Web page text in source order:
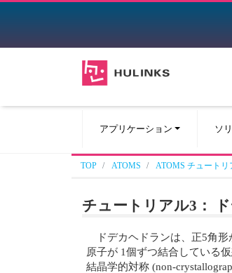
アプリケーション ソ
TOP ATOMS ATOMS チュートリ
チュートリアル3：
ドデカヘドランは、正5角
原子が 1個ずつ結合している
結晶学的対称 (non-